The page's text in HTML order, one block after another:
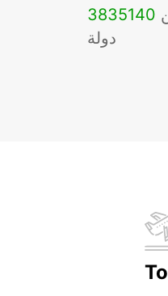
3835140
دولة